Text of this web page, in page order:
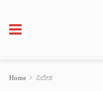
Home ವಿದೇಶ